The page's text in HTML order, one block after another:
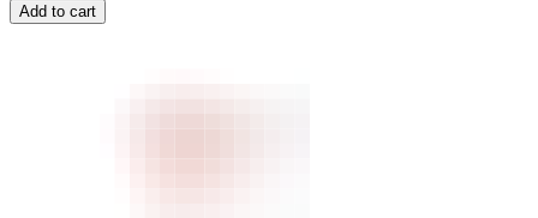
Add to cart